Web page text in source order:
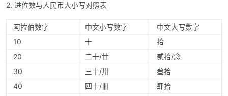
2. 进位数与人民币大小写对照表
阿拉伯数字 中文小写数字
中文大写数字
10
十
拾
20
二十/廿
贰拾/念
30
三十/卅
叁拾
40
四十/卌
肆拾